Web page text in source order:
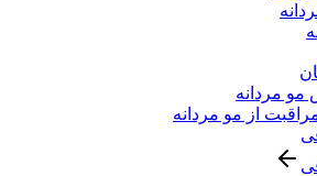
مو مردانه
از مو مردانه